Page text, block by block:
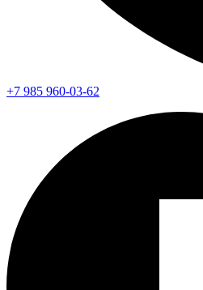
+7 985 960-03-62